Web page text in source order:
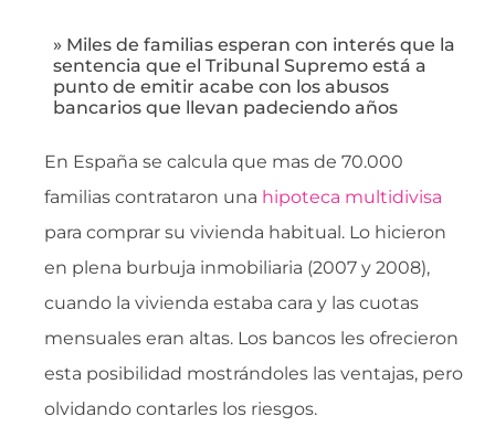
» Miles de familias esperan con interés que la
sentencia que el Tribunal Supremo está a
punto de emitir acabe con los abusos
bancarios que llevan padeciendo años
En España se calcula que mas de 70.000
familias contrataron una hipoteca multidivisa
para comprar su vivienda habitual. Lo hicieron
en plena burbuja inmobiliaria (2007 y 2008),
cuando la vivienda estaba cara y las cuotas
mensuales eran altas. Los bancos les ofrecieron
esta posibilidad mostrándoles las ventajas, pero
olvidando contarles los riesgos.